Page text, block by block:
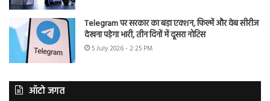
Telegram पर सरकार का बड़ा एक्शन, फिल्में और वेब सीरीज
देखना पड़ेगा भारी, तीन दिनों में दूसरा नोटिस
5 July 2026 - 2:25 PM
ऑटो जगत